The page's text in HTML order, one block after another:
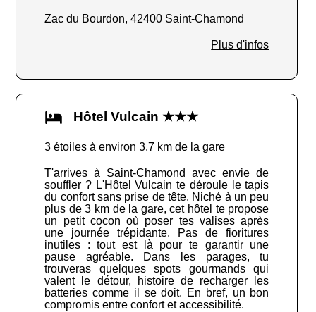
Zac du Bourdon, 42400 Saint-Chamond
Plus d'infos
Hôtel Vulcain ★★★
3 étoiles à environ 3.7 km de la gare
T'arrives à Saint-Chamond avec envie de
souffler ? L'Hôtel Vulcain te déroule le tapis
du confort sans prise de tête. Niché à un peu
plus de 3 km de la gare, cet hôtel te propose
un petit cocon où poser tes valises après
une journée trépidante. Pas de fioritures
inutiles : tout est là pour te garantir une
pause agréable. Dans les parages, tu
trouveras quelques spots gourmands qui
valent le détour, histoire de recharger les
batteries comme il se doit. En bref, un bon
compromis entre confort et accessibilité.